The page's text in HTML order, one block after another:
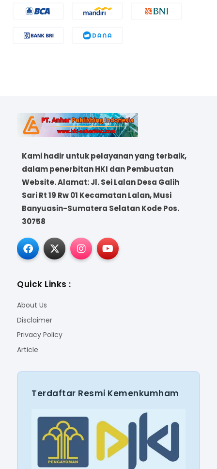
Kami hadir untuk pelayanan yang terbaik,
dalam penerbitan HKI dan Pembuatan
Website. Alamat: Jl. Sei Lalan Desa Galih
Sari Rt 19 Rw 01 Kecamatan Lalan, Musi
Banyuasin-Sumatera Selatan Kode Pos.
30758
Quick Links :
About Us
Disclaimer
Privacy Policy
Article
Terdaftar Resmi Kemenkumham